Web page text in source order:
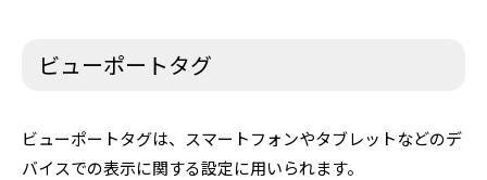
ビューポートタグ
ビューポートタグは、スマートフォンやタブレットなどのデ
バイスでの表示に関する設定に用いられます。